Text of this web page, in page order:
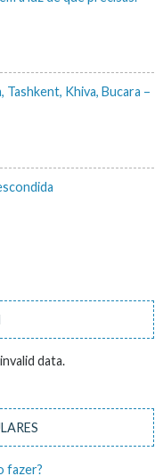
Tashkent, Khiva, Bucara –
data.
fazer?